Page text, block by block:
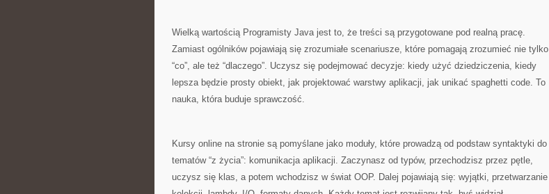
Wielką wartością Programisty Java jest to, że treści są przygotowane pod realną pracę.
Zamiast ogólników pojawiają się zrozumiałe scenariusze, które pomagają zrozumieć nie tylko
“co”, ale też “dlaczego”. Uczysz się podejmować decyzje: kiedy użyć dziedziczenia, kiedy
lepsza będzie prosty obiekt, jak projektować warstwy aplikacji, jak unikać spaghetti code. To
nauka, która buduje sprawczość.
Kursy online na stronie są pomyślane jako moduły, które prowadzą od podstaw syntaktyki do
tematów “z życia”: komunikacja aplikacji. Zaczynasz od typów, przechodzisz przez pętle,
uczysz się klas, a potem wchodzisz w świat OOP. Dalej pojawiają się: wyjątki, przetwarzanie